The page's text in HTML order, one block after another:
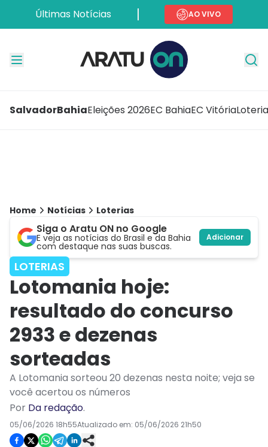
Últimas Notícias AO VIVO
SalvadorBahiaEleições 2026EC BahiaEC Vitória
Home Notícias Loterias
Siga o Aratu ON no Google
E veja as notícias do Brasil e da Bahia
com destaque nas suas buscas.
Adicionar
LOTERIAS
Lotomania hoje:
resultado do concurso
2933 e dezenas
sorteadas
A Lotomania sorteou 20 dezenas nesta noite; veja se
você acertou os números
Por Da redação.
05/06/2026 18h55Atualizado em: 05/06/2026 21h50